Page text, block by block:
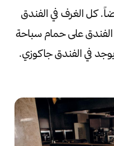
كل الغرف في الفندق
على حمام سباحة
في الفندق جاكوزي.